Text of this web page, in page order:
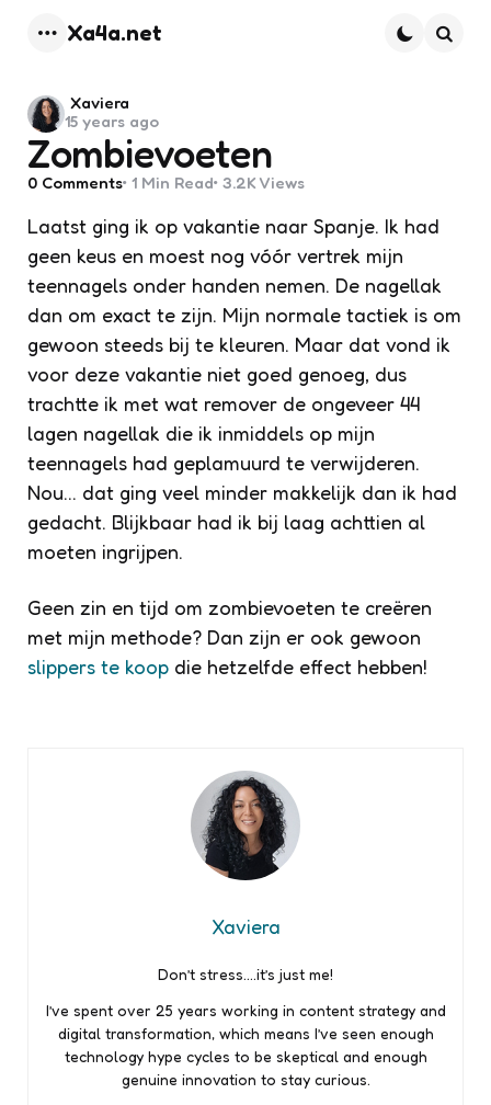
Xa4a.net
Zombievoeten
Posted
by
Xaviera
15 years ago
0 Comments 1 Min Read 3.2K Views
Laatst ging ik op vakantie naar Spanje. Ik had
geen keus en moest nog vóór vertrek mijn
teennagels onder handen nemen. De nagellak
dan om exact te zijn. Mijn normale tactiek is om
gewoon steeds bij te kleuren. Maar dat vond ik
voor deze vakantie niet goed genoeg, dus
trachtte ik met wat remover de ongeveer 44
lagen nagellak die ik inmiddels op mijn
teennagels had geplamuurd te verwijderen.
Nou… dat ging veel minder makkelijk dan ik had
gedacht. Blijkbaar had ik bij laag achttien al
moeten ingrijpen.
Geen zin en tijd om zombievoeten te creëren
met mijn methode? Dan zijn er ook gewoon
slippers te koop die hetzelfde effect hebben!
Xaviera
Don’t stress….it’s just me!
I’ve spent over 25 years working in content strategy and
digital transformation, which means I’ve seen enough
technology hype cycles to be skeptical and enough
genuine innovation to stay curious.